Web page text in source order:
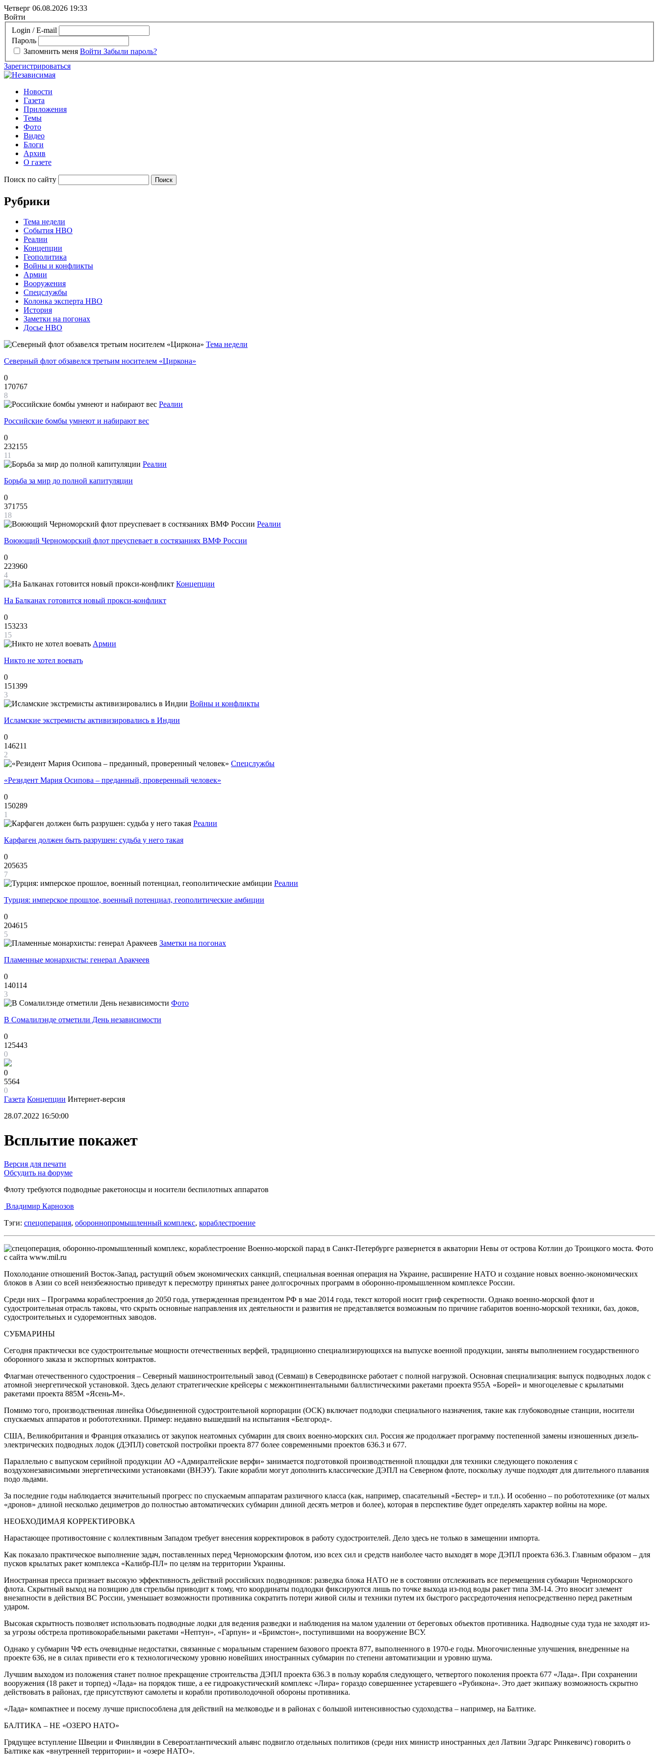
Четверг 06.08.2026 19:33
Войти
Login / E-mail
Пароль
Запомнить меня Войти Забыли пароль?
Зарегистрироваться
Новости
Газета
Приложения
Темы
Фото
Видео
Блоги
Архив
О газете
Поиск по сайту
Рубрики
Тема недели
События НВО
Реалии
Концепции
Геополитика
Войны и конфликты
Армии
Вооружения
Спецслужбы
Колонка эксперта НВО
История
Заметки на погонах
Досье НВО
Тема недели
Северный флот обзавелся третьим носителем «Циркона»
0
170767
8
Реалии
Российские бомбы умнеют и набирают вес
0
232155
11
Реалии
Борьба за мир до полной капитуляции
0
371755
18
Реалии
Воюющий Черноморский флот преуспевает в состязаниях ВМФ России
0
223960
4
Концепции
На Балканах готовится новый прокси-конфликт
0
153233
15
Армии
Никто не хотел воевать
0
151399
3
Войны и конфликты
Исламские экстремисты активизировались в Индии
0
146211
2
Спецслужбы
«Резидент Мария Осипова – преданный, проверенный человек»
0
150289
1
Реалии
Карфаген должен быть разрушен: судьба у него такая
0
205635
7
Реалии
Турция: имперское прошлое, военный потенциал, геополитические амбиции
0
204615
5
Заметки на погонах
Пламенные монархисты: генерал Аракчеев
0
140114
3
Фото
В Сомалилэнде отметили День независимости
0
125443
0
0
5564
0
Газета Концепции Интернет-версия
28.07.2022 16:50:00
Всплытие покажет
Версия для печати
Обсудить на форуме
Флоту требуются подводные ракетоносцы и носители беспилотных аппаратов
Владимир Карнозов
Тэги: спецоперация, обороннопромышленный комплекс, кораблестроение
Военно-морской парад в Санкт-Петербурге развернется в акватории Невы от острова Котлин до Троицкого моста. Фото
с сайта www.mil.ru
Похолодание отношений Восток-Запад, растущий объем экономических санкций, специальная военная операция на Украине, расширение НАТО и создание новых военно-экономических
блоков в Азии со всей неизбежностью приведут к пересмотру принятых ранее долгосрочных программ в оборонно-промышленном комплексе России.
Среди них – Программа кораблестроения до 2050 года, утвержденная президентом РФ в мае 2014 года, текст которой носит гриф секретности. Однако военно-морской флот и
судостроительная отрасль таковы, что скрыть основные направления их деятельности и развития не представляется возможным по причине габаритов военно-морской техники, баз, доков,
судостроительных и судоремонтных заводов.
СУБМАРИНЫ
Сегодня практически все судостроительные мощности отечественных верфей, традиционно специализирующихся на выпуске военной продукции, заняты выполнением государственного
оборонного заказа и экспортных контрактов.
Флагман отечественного судостроения – Северный машиностроительный завод (Севмаш) в Северодвинске работает с полной нагрузкой. Основная специализация: выпуск подводных лодок с
атомной энергетической установкой. Здесь делают стратегические крейсеры с межконтинентальными баллистическими ракетами проекта 955А «Борей» и многоцелевые с крылатыми
ракетами проекта 885М «Ясень-М».
Помимо того, производственная линейка Объединенной судостроительной корпорации (ОСК) включает подлодки специального назначения, такие как глубоководные станции, носители
спускаемых аппаратов и робототехники. Пример: недавно вышедший на испытания «Белгород».
США, Великобритания и Франция отказались от закупок неатомных субмарин для своих военно-морских сил. Россия же продолжает программу постепенной замены изношенных дизель-
электрических подводных лодок (ДЭПЛ) советской постройки проекта 877 более современными проектов 636.3 и 677.
Параллельно с выпуском серийной продукции АО «Адмиралтейские верфи» занимается подготовкой производственной площадки для техники следующего поколения с
воздухонезависимыми энергетическими установками (ВНЭУ). Такие корабли могут дополнить классические ДЭПЛ на Северном флоте, поскольку лучше подходят для длительного плавания
подо льдами.
За последние годы наблюдается значительный прогресс по спускаемым аппаратам различного класса (как, например, спасательный «Бестер» и т.п.). И особенно – по робототехнике (от малых
«дронов» длиной несколько дециметров до полностью автоматических субмарин длиной десять метров и более), которая в перспективе будет определять характер войны на море.
НЕОБХОДИМАЯ КОРРЕКТИРОВКА
Нарастающее противостояние с коллективным Западом требует внесения корректировок в работу судостроителей. Дело здесь не только в замещении импорта.
Как показало практическое выполнение задач, поставленных перед Черноморским флотом, изо всех сил и средств наиболее часто выходят в море ДЭПЛ проекта 636.3. Главным образом – для
пусков крылатых ракет комплекса «Калибр-ПЛ» по целям на территории Украины.
Иностранная пресса признает высокую эффективность действий российских подводников: разведка блока НАТО не в состоянии отслеживать все перемещения субмарин Черноморского
флота. Скрытный выход на позицию для стрельбы приводит к тому, что координаты подлодки фиксируются лишь по точке выхода из-под воды ракет типа 3М-14. Это вносит элемент
внезапности в действия ВС России, уменьшает возможности противника сократить потери живой силы и техники путем их быстрого рассредоточения непосредственно перед ракетным
ударом.
Высокая скрытность позволяет использовать подводные лодки для ведения разведки и наблюдения на малом удалении от береговых объектов противника. Надводные суда туда не заходят из-
за угрозы обстрела противокорабельными ракетами «Нептун», «Гарпун» и «Бримстон», поступившими на вооружение ВСУ.
Однако у субмарин ЧФ есть очевидные недостатки, связанные с моральным старением базового проекта 877, выполненного в 1970-е годы. Многочисленные улучшения, внедренные на
проекте 636, не в силах привести его к технологическому уровню новейших иностранных субмарин по степени автоматизации и уровню шума.
Лучшим выходом из положения станет полное прекращение строительства ДЭПЛ проекта 636.3 в пользу корабля следующего, четвертого поколения проекта 677 «Лада». При сохранении
вооружения (18 ракет и торпед) «Лада» на порядок тише, а ее гидроакустический комплекс «Лира» гораздо совершеннее устаревшего «Рубикона». Это дает экипажу возможность скрытно
действовать в районах, где присутствуют самолеты и корабли противолодочной обороны противника.
«Лада» компактнее и посему лучше приспособлена для действий на мелководье и в районах с большой интенсивностью судоходства – например, на Балтике.
БАЛТИКА – НЕ «ОЗЕРО НАТО»
Грядущее вступление Швеции и Финляндии в Североатлантический альянс подвигло отдельных политиков (среди них министр иностранных дел Латвии Эдгарс Ринкевичс) говорить о
Балтике как «внутренней территории» и «озере НАТО».